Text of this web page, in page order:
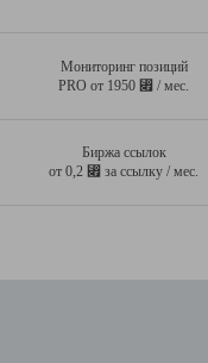
Мониторинг позиций
PRO от 1950 ⃏ / мес.
Биржа ссылок
от 0,2 ⃏ за ссылку / мес.